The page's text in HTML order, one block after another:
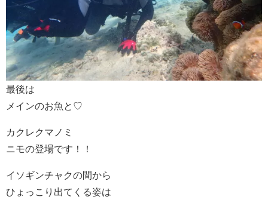
最後は
メインのお魚と♡
カクレクマノミ
ニモの登場です！！
イソギンチャクの間から
ひょっこり出てくる姿は